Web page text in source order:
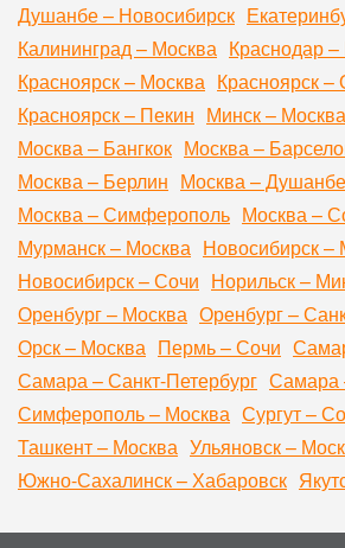
Душанбе – Новосибирск
Калининград – Москва Краснодар
Красноярск – Москва Красноярск
Красноярск – Пекин Минск – Москва
Москва – Бангкок Москва –
Москва – Берлин Москва – Душанбе
Москва – Симферополь Москва –
Мурманск – Москва Новосибирск –
Новосибирск – Сочи Норильск –
Оренбург – Москва Оренбург –
Орск – Москва Пермь – Сочи
Самара – Санкт-Петербург Самара
Симферополь – Москва Сургут –
Ташкент – Москва Ульяновск –
Южно-Сахалинск – Хабаровск